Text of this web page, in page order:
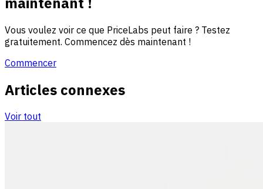
Vous voulez voir ce que PriceLabs peut faire ? Testez
gratuitement. Commencez dès maintenant !
Commencer
Articles connexes
Voir tout